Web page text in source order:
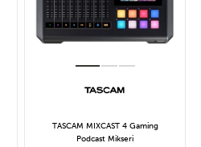
TASCAM MIXCAST 4 Gaming
Podcast Mikseri